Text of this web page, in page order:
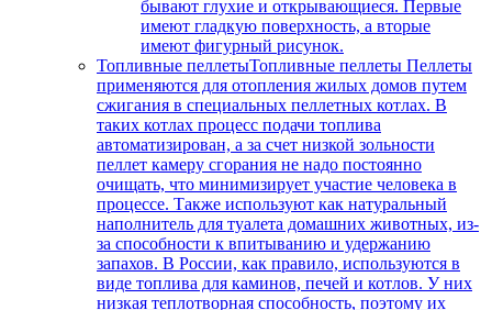
бывают глухие и открывающиеся. Первые
имеют гладкую поверхность, а вторые
имеют фигурный рисунок.
Топливные пеллетыТопливные пеллеты Пеллеты
применяются для отопления жилых домов путем
сжигания в специальных пеллетных котлах. В
таких котлах процесс подачи топлива
автоматизирован, а за счет низкой зольности
пеллет камеру сгорания не надо постоянно
очищать, что минимизирует участие человека в
процессе. Также используют как натуральный
наполнитель для туалета домашних животных, из-
за способности к впитыванию и удержанию
запахов. В России, как правило, используются в
виде топлива для каминов, печей и котлов. У них
низкая теплотворная способность, поэтому их